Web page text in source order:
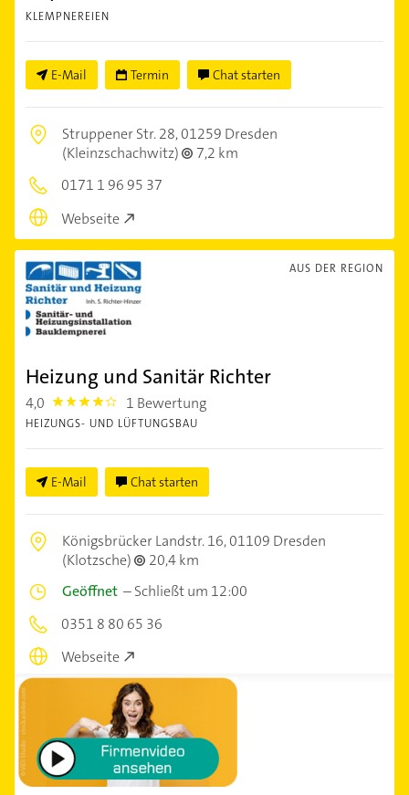
KLEMPNEREIEN
E-Mail Termin Chat starten
Struppener Str. 28,01259 Dresden
(Kleinzschachwitz)
7,2 km
0171 1 96 95 37
Webseite
AUS DER REGION
Heizung und Sanitär Richter
4,0 4.0 1 Bewertung
HEIZUNGS- UND LÜFTUNGSBAU
E-Mail Chat starten
Königsbrücker Landstr. 16,01109 Dresden
(Klotzsche)
20,4 km
Geöffnet –Schließt um 12:00
0351 8 80 65 36
Webseite